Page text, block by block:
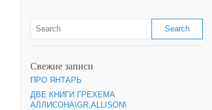
Свежие записи
ПРО ЯНТАРЬ
ДВЕ КНИГИ ГРЕХЕМА
АЛЛИСОНА\GR,ALLISON\